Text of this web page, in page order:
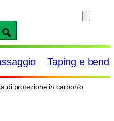
Taping e
di protezione in carbonio